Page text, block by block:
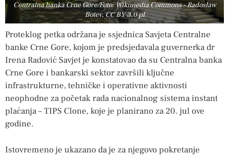
Centralna banka Crne Gore/Foto: Wikimedia Commons - Radosław
Botev, CC BY 3.0 pl
Proteklog petka održana je ssjednica Savjeta Centralne
banke Crne Gore, kojom je predsjedavala guvernerka dr
Irena Radović Savjet je konstatovao da su Centralna banka
Crne Gore i bankarski sektor završili ključne
infrastrukturne, tehničke i operativne aktivnosti
neophodne za početak rada nacionalnog sistema instant
plaćanja – TIPS Clone, koje je planirano za 20. jul ove
godine.
Istovremeno je ukazano da je za njegovo pokretanje